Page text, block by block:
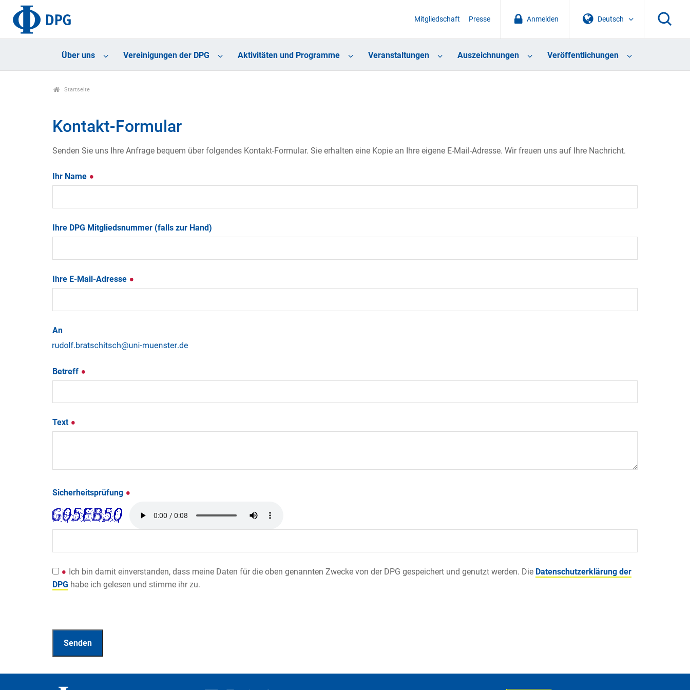
Deutsch
Anmelden
Mitgliedschaft Presse
Über uns Vereinigungen der DPG Aktivitäten und Programme Veranstaltungen Auszeichnungen Veröffentlichungen
Startseite
Kontakt-Formular
Senden Sie uns Ihre Anfrage bequem über folgendes Kontakt-Formular. Sie erhalten eine Kopie an Ihre eigene E-Mail-Adresse. Wir freuen uns auf Ihre Nachricht.
Ihr Name
Ihre DPG Mitgliedsnummer (falls zur Hand)
Ihre E-Mail-Adresse
An
Betreff
Text
Sicherheitsprüfung
Ich bin damit einverstanden, dass meine Daten für die oben genannten Zwecke von der DPG gespeichert und genutzt werden. Die Datenschutzerklärung der
DPG habe ich gelesen und stimme ihr zu.